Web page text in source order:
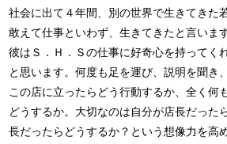
社会に出て４年間、別の世界で生きてきた
敢えて仕事といわず、生きてきたと言います
彼はＳ．Ｈ．Ｓの仕事に好奇心を持ってく
と思います。何度も足を運び、説明を聞き
この店に立ったらどう行動するか、全く何
どうするか。大切なのは自分が店長だった
長だったらどうするか？という想像力を高